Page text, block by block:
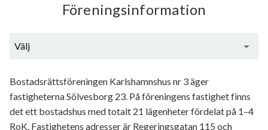
Föreningsinformation
Välj
Bostadsrättsföreningen Karlshamnshus nr 3 äger
fastigheterna Sölvesborg 23. På föreningens fastighet finns
det ett bostadshus med totalt 21 lägenheter fördelat på 1–4
RoK. Fastighetens adresser är Regeringsgatan 115 och